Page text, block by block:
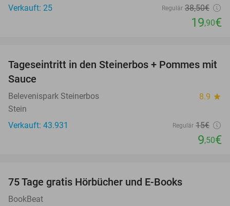
Verkauft: 25
Regulär 38,50€
19,90€
37%
Tageseintritt in den Steinerbos + Pommes mit
Sauce
Belevenispark Steinerbos 8.9 star
Stein
Verkauft: 43.931
Regulär 15€
9,50€
75 Tage gratis Hörbücher und E-Books
BookBeat